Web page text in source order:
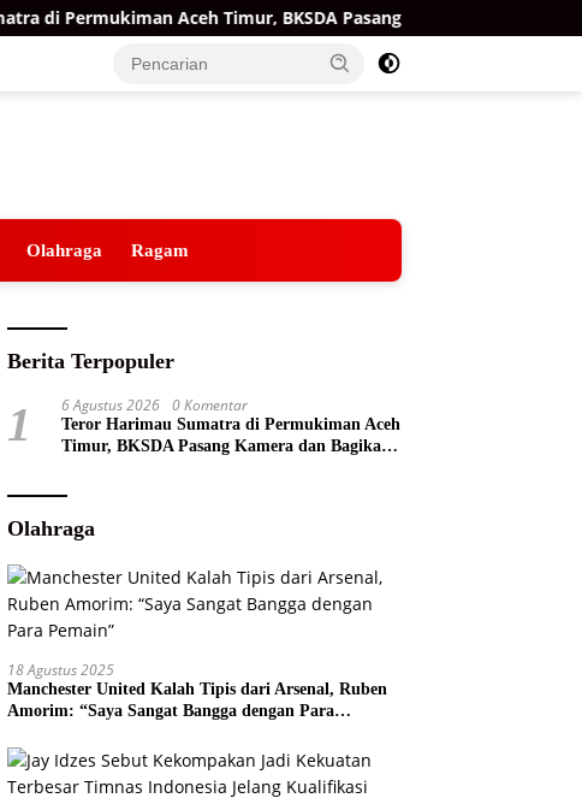
di Permukiman Aceh Timur, BKSDA Pasang Kamera dan Bagikan
Olahraga Ragam
Berita Terpopuler
1 6 Agustus 2026 0 Komentar
Teror Harimau Sumatra di Permukiman Aceh
Timur, BKSDA Pasang Kamera dan Bagikan
Olahraga
18 Agustus 2025
Manchester United Kalah Tipis dari Arsenal, Ruben
Amorim: “Saya Sangat Bangga dengan Para